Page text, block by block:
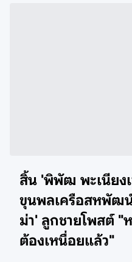
สิ้น 'พิพัฒ พะเนียง
ขุนพลเครือสหพัฒ
ม่า' ลูกชายโพสต์ "
ต้องเหนื่อยแล้ว"